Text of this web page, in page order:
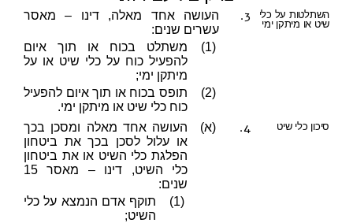
3.
השתלטות על כלי
שיט או מיתקן ימי
העושה אחד מאלה, דינו – מאסר
עשרים שנים:
(1)
משתלט בכוח או תוך איום
להפעיל כוח על כלי שיט או על
מיתקן ימי;
(2)
תופס בכוח או תוך איום להפעיל
כוח כלי שיט או מיתקן ימי.
4. סיכון כלי שיט (א)
העושה אחד מאלה ומסכן בכך
או עלול לסכן בכך את ביטחון
הפלגת כלי השיט או את ביטחון
כלי השיט, דינו – מאסר 15
שנים:
(1)
תוקף אדם הנמצא על כלי
השיט;